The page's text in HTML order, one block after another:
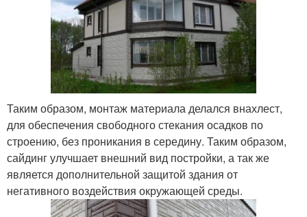
Таким образом, монтаж материала делался внахлест,
для обеспечения свободного стекания осадков по
строению, без проникания в середину. Таким образом,
сайдинг улучшает внешний вид постройки, а так же
является дополнительной защитой здания от
негативного воздействия окружающей среды.